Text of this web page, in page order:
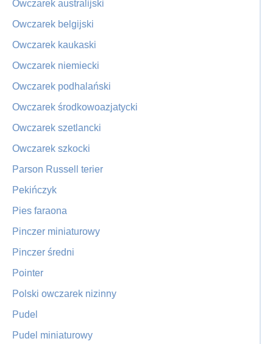
Owczarek australijski
Owczarek belgijski
Owczarek kaukaski
Owczarek niemiecki
Owczarek podhalański
Owczarek środkowoazjatycki
Owczarek szetlancki
Owczarek szkocki
Parson Russell terier
Pekińczyk
Pies faraona
Pinczer miniaturowy
Pinczer średni
Pointer
Polski owczarek nizinny
Pudel
Pudel miniaturowy